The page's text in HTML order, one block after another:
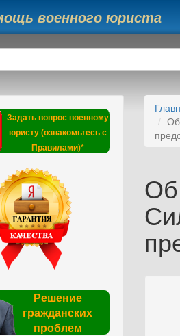
военного юриста
поиска
Задать вопрос военному
юристу (ознакомьтесь с
Правилами)*
Решение
гражданских
проблем
Об